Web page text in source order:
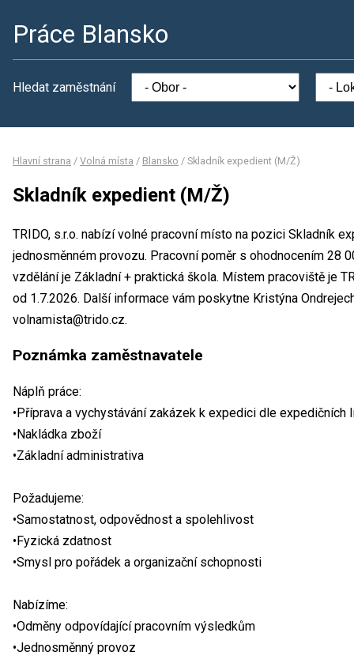
Práce Blansko
Hledat zaměstnání
Hlavní strana / Volná místa / Blansko / Skladník expedient (M/Ž)
Skladník expedient (M/Ž)
TRIDO, s.r.o. nabízí volné pracovní místo na pozici Skladník
jednosměnném provozu. Pracovní poměr s ohodnocením 28
vzdělání je Základní + praktická škola. Místem pracoviště je
od 1.7.2026. Další informace vám poskytne Kristýna
volnamista@trido.cz.
Poznámka zaměstnavatele
Náplň práce:
•Příprava a vychystávání zakázek k expedici dle expedičních
•Nakládka zboží
•Základní administrativa
Požadujeme:
•Samostatnost, odpovědnost a spolehlivost
•Fyzická zdatnost
•Smysl pro pořádek a organizační schopnosti
Nabízíme:
•Odměny odpovídající pracovním výsledkům
•Jednosměnný provoz